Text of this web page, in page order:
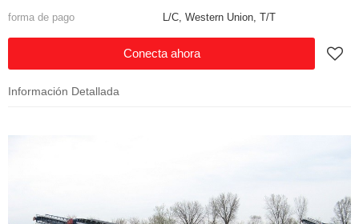
forma de pago
L/C, Western Union, T/T
Conecta ahora
Información Detallada